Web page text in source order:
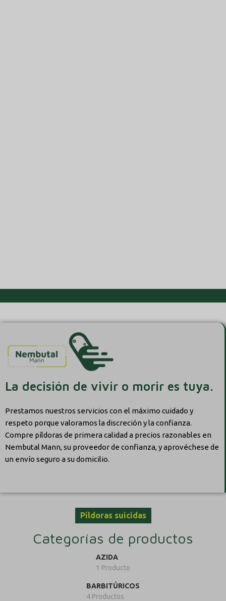
La decisión de vivir o morir es tuya.
Prestamos nuestros servicios con el máximo cuidado y
respeto porque valoramos la discreción y la confianza.
Compre píldoras de primera calidad a precios razonables en
Nembutal Mann, su proveedor de confianza, y aprovéchese de
un envío seguro a su domicilio.
Píldoras suicidas
Categorías de productos
AZIDA
1 Producto
BARBITÚRICOS
4 Productos